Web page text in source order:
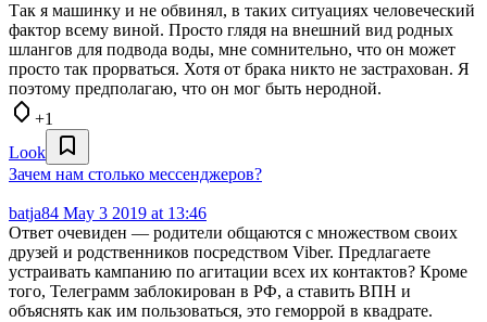
Так я машинку и не обвинял, в таких ситуациях человеческий
фактор всему виной. Просто глядя на внешний вид родных
шлангов для подвода воды, мне сомнительно, что он может
просто так прорваться. Хотя от брака никто не застрахован. Я
поэтому предполагаю, что он мог быть неродной.
+1
Look
Зачем нам столько мессенджеров?
batja84 May 3 2019 at 13:46
Ответ очевиден — родители общаются с множеством своих
друзей и родственников посредством Viber. Предлагаете
устраивать кампанию по агитации всех их контактов? Кроме
того, Телеграмм заблокирован в РФ, а ставить ВПН и
объяснять как им пользоваться, это геморрой в квадрате.